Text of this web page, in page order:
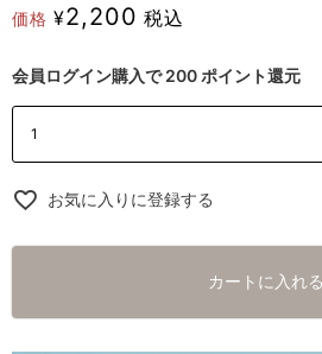
価格 ¥2,200 税込
会員ログイン購入で 200 ポイント還元
お気に入りに登録する
カートに入れる